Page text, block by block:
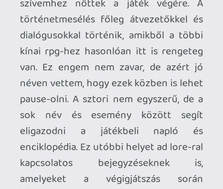
keresztül, hófödte hegyvidékeken,
zöldellő erdőkön át, az egészen
egzotikus és nem evilági helyszínekig
megtalálható minden. A látványvilág
lenyűgöző, a helyszínek gyönyörűek és
hangulatosak lettek. Grafikailag nincs
szégyellni valója a játéknak, abszolút
megállja a helyét a mai mezőnyben.
Szerencsére van fotómód is, bár kicsit
korlátozott, például harc közben nem
lehet aktiválni, de így is bőven van mit
lencsevégre kapni. Talán az egyetlen
dolog, amit gyengébbnek éreztem az a
karakterek arcmimikája. Ez lehetett volna
élettelibb, bár maguk a karaktermodellek